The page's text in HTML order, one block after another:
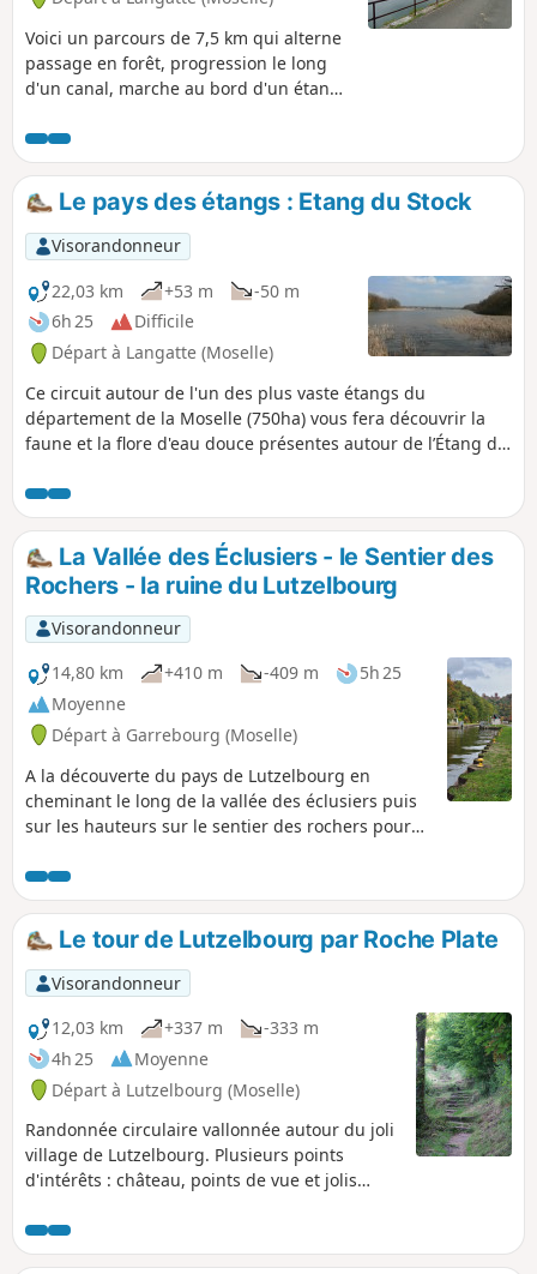
Voici un parcours de 7,5 km qui alterne
passage en forêt, progression le long
d'un canal, marche au bord d'un étang
dénivelé est très faible, les sentiers sont
aménagés, praticables même par temps
de pluie. De plus, on trouve des aires de
pique-nique et des bancs permettant de
se reposer. Cette petite randonnée est
donc idéale à pratiquer en famille et ne
présente aucune difficulté.
Le pays des étangs : Etang du Stock
Visorandonneur
22,03 km
+53 m
-50 m
6h 25
Difficile
Départ à Langatte (Moselle)
Ce circuit autour de l'un des plus vaste étangs du
département de la Moselle (750ha) vous fera découvrir la
faune et la flore d'eau douce présentes autour de l’Étang du
La Vallée des Éclusiers - le Sentier des
Rochers - la ruine du Lutzelbourg
Visorandonneur
14,80 km
+410 m -409 m
5h 25
Moyenne
Départ à Garrebourg (Moselle)
A la découverte du pays de Lutzelbourg en
cheminant le long de la vallée des éclusiers puis
sur les hauteurs sur le sentier des rochers pour
Le tour de Lutzelbourg par Roche Plate
Visorandonneur
12,03 km
+337 m
-333 m
4h 25
Moyenne
Départ à Lutzelbourg (Moselle)
Randonnée circulaire vallonnée autour du joli
village de Lutzelbourg. Plusieurs points
d'intérêts : château, points de vue et jolis